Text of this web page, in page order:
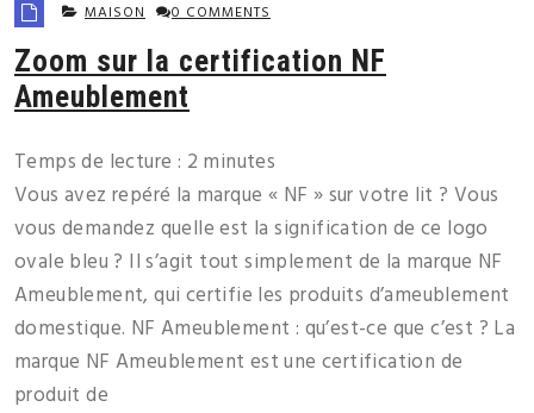
MAISON 0 COMMENTS
Zoom sur la certification NF
Ameublement
Temps de lecture : 2 minutes
Vous avez repéré la marque « NF » sur votre lit ? Vous
vous demandez quelle est la signification de ce logo
ovale bleu ? Il s’agit tout simplement de la marque NF
Ameublement, qui certifie les produits d’ameublement
domestique. NF Ameublement : qu’est-ce que c’est ? La
marque NF Ameublement est une certification de
produit de